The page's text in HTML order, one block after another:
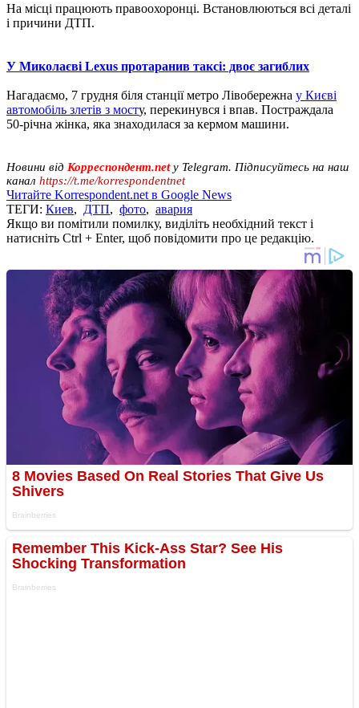
На місці працюють правоохоронці. Встановлюються всі деталі
і причини ДТП.
У Миколаєві Lexus протаранив таксі: двоє загиблих
Нагадаємо, 7 грудня біля станції метро Лівобережна у Києві
автомобіль злетів з мосту, перекинувся і впав. Постраждала
50-річна жінка, яка знаходилася за кермом машини.
Новини від Корреспондент.netу Telegram. Підписуйтесь на наш
канал https://t.me/korrespondentnet
Читайте Korrespondent.net в Google News
ТЕГИ: Киев, ДТП, фото, авария
Якщо ви помітили помилку, виділіть необхідний текст і
натисніть Ctrl + Enter, щоб повідомити про це редакцію.